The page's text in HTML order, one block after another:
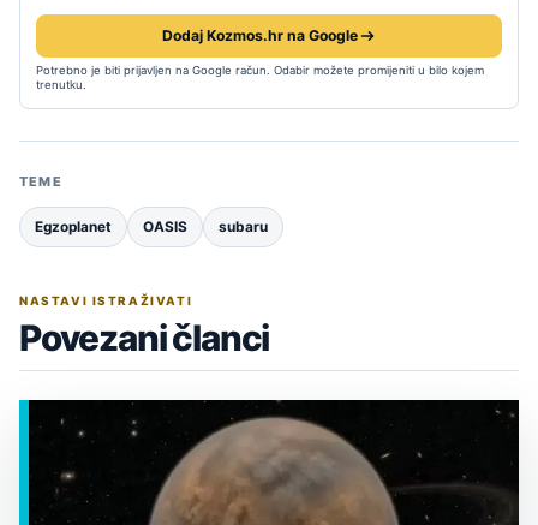
Dodaj Kozmos.hr na Google
Potrebno je biti prijavljen na Google račun. Odabir možete promijeniti u bilo kojem
trenutku.
TEME
Egzoplanet OASIS subaru
NASTAVI ISTRAŽIVATI
Povezani članci